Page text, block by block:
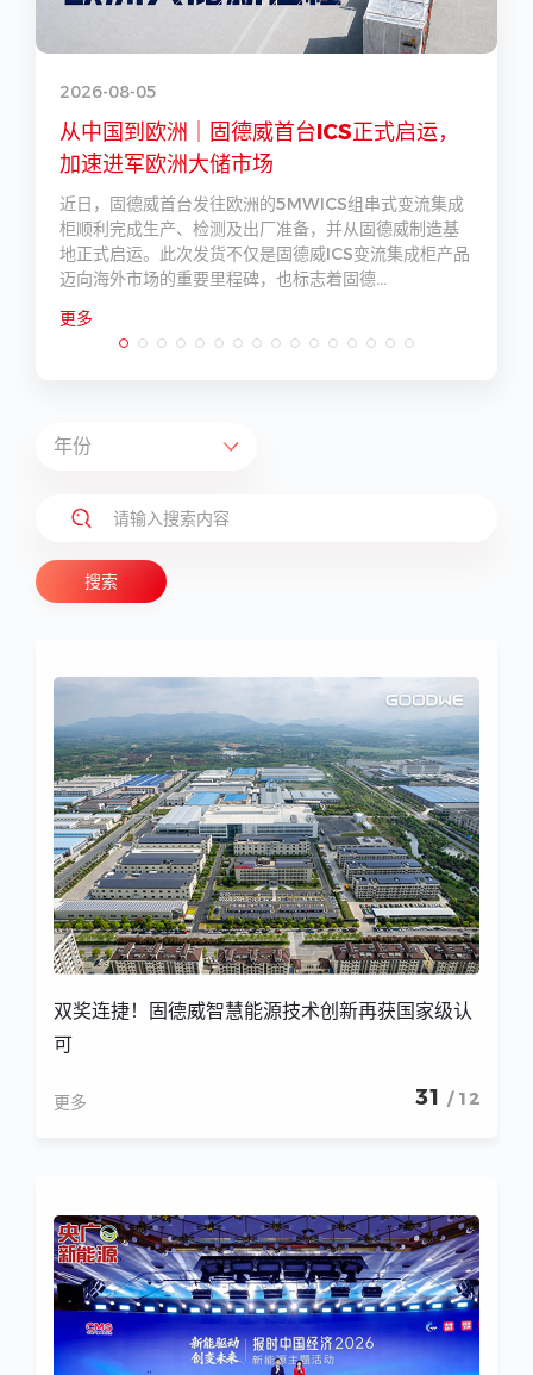
2026-08-05
从中国到欧洲｜固德威首台ICS正式启运，
加速进军欧洲大储市场
近日，固德威首台发往欧洲的5MWICS组串式变流集成
柜顺利完成生产、检测及出厂准备，并从固德威制造基
地正式启运。此次发货不仅是固德威ICS变流集成柜产品
迈向海外市场的重要里程碑，也标志着固德...
更多
搜索
双奖连捷！固德威智慧能源技术创新再获国家级认
可
更多 31 / 12